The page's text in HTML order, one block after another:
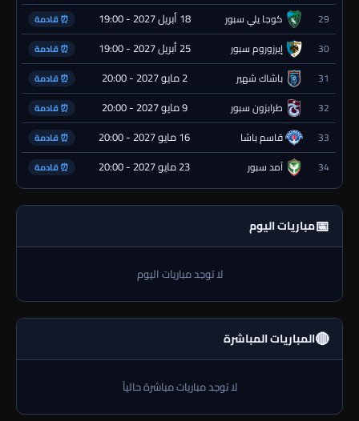
29 كوجا يلي سبور 18 أبريل 2027 - 19:00 ⏰ قادمة
30 إيرزوروم سبور 25 أبريل 2027 - 19:00 ⏰ قادمة
31 باشاك شهير 2 مايو 2027 - 20:00 ⏰ قادمة
32 طرابزون سبور 9 مايو 2027 - 20:00 ⏰ قادمة
33 قاسم باشا 16 مايو 2027 - 20:00 ⏰ قادمة
34 آمد سبور 23 مايو 2027 - 20:00 ⏰ قادمة
📅مباريات اليوم
لا توجد مباريات اليوم
🔴المباريات المباشرة
لا توجد مباريات مباشرة حالياً